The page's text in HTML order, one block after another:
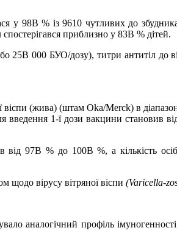
у 98В % із 9610 чутливих до збудника
приблизно у 83В % дітей.
000 БУО/дозу), титри антитіл до
віспи (жива) (штам Oka/Merck) в
введення 1-ї дози вакцини становив
від 97В % до 100В %, а кількість
щодо вірусу вітряної віспи (Varicella-
аналогічний профіль